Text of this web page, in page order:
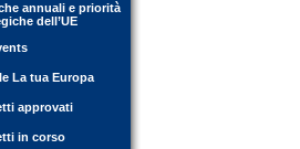
annuali e priorità
dell’UE
La tua Europa
approvati
in corso